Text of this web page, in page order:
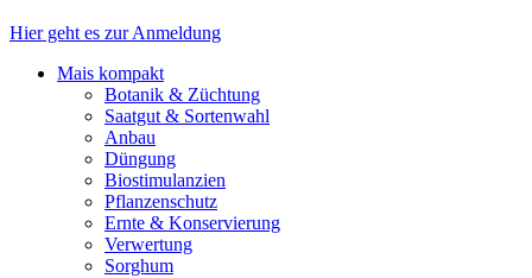
Hier geht es zur Anmeldung
Mais kompakt
Botanik & Züchtung
Saatgut & Sortenwahl
Anbau
Düngung
Biostimulanzien
Pflanzenschutz
Ernte & Konservierung
Verwertung
Sorghum